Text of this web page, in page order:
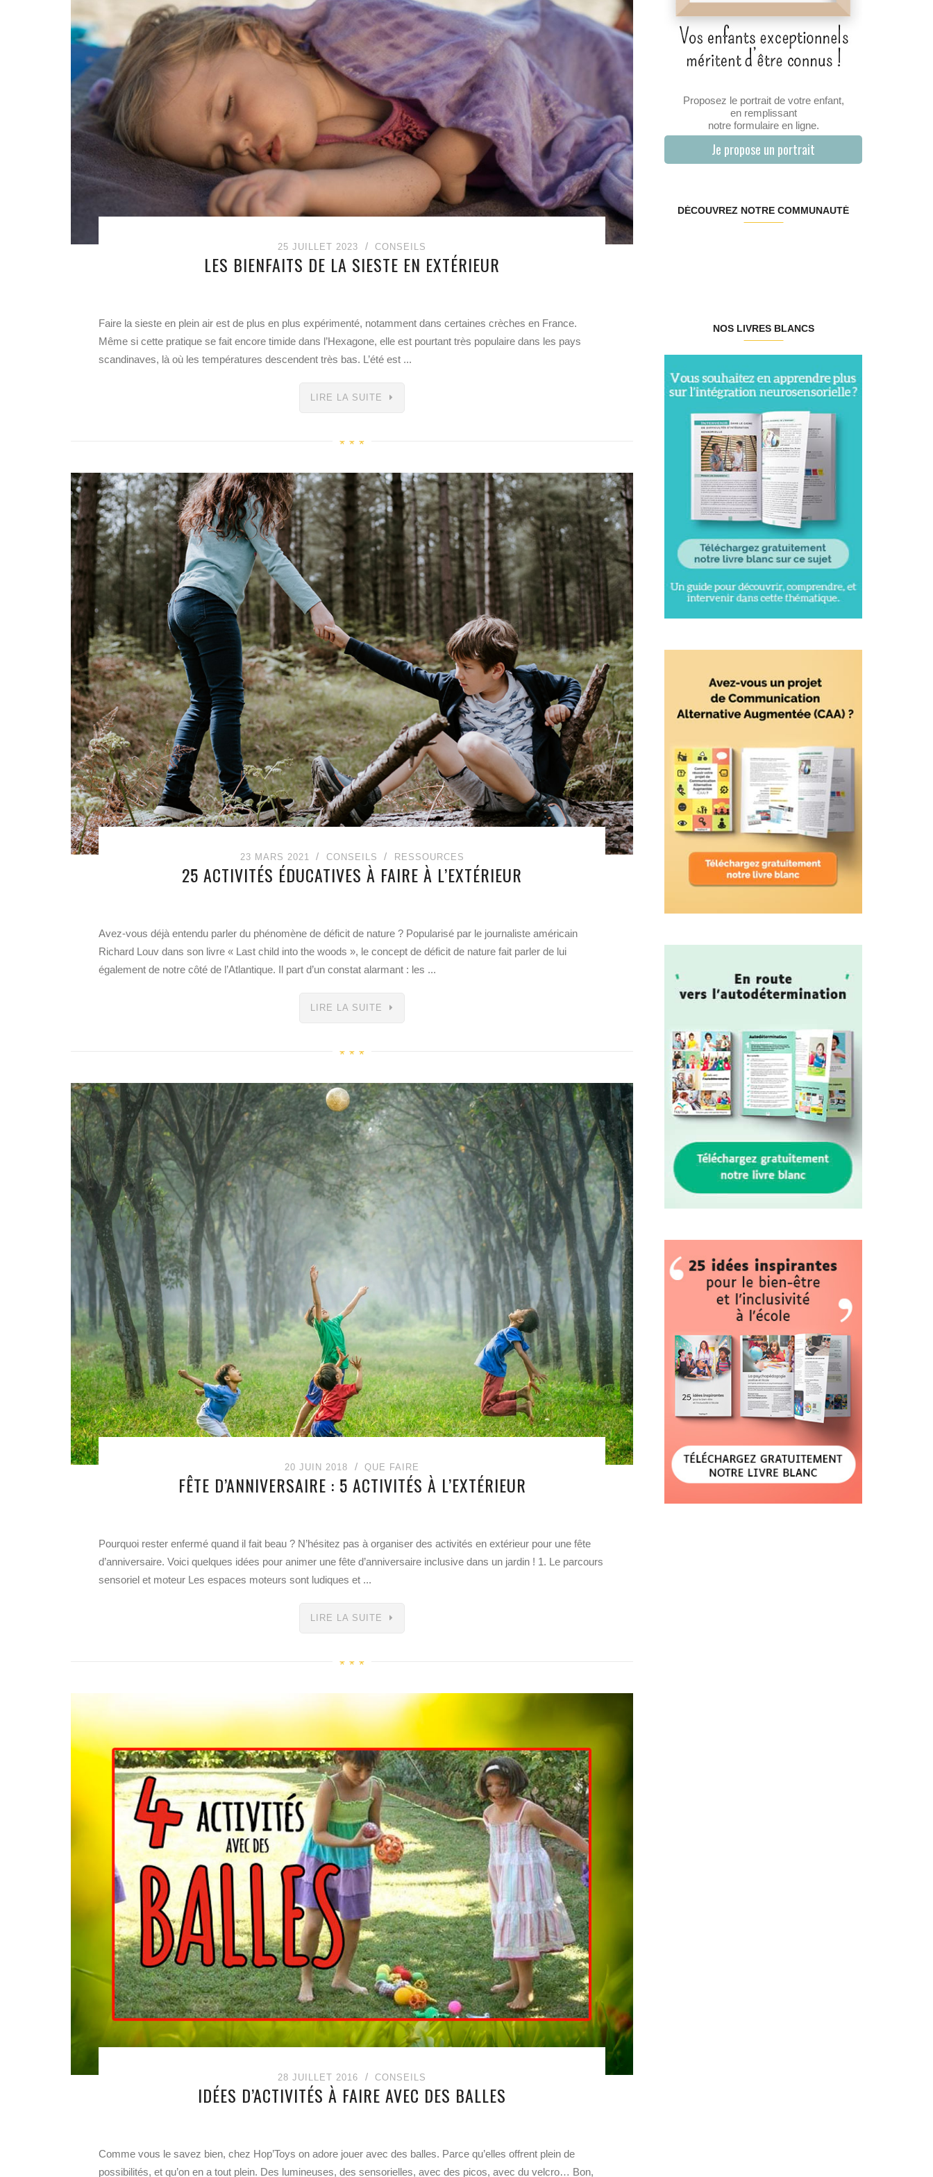
25 JUILLET 2023 CONSEILS
LES BIENFAITS DE LA SIESTE EN EXTÉRIEUR
Faire la sieste en plein air est de plus en plus expérimenté, notamment dans certaines crèches en France.
Même si cette pratique se fait encore timide dans l’Hexagone, elle est pourtant très populaire dans les pays
scandinaves, là où les températures descendent très bas. L’été est ...
LIRE LA SUITE
23 MARS 2021 CONSEILS RESSOURCES
25 ACTIVITÉS ÉDUCATIVES À FAIRE À L’EXTÉRIEUR
Avez-vous déjà entendu parler du phénomène de déficit de nature ? Popularisé par le journaliste américain
Richard Louv dans son livre « Last child into the woods », le concept de déficit de nature fait parler de lui
également de notre côté de l’Atlantique. Il part d’un constat alarmant : les ...
LIRE LA SUITE
20 JUIN 2018 QUE FAIRE
FÊTE D’ANNIVERSAIRE : 5 ACTIVITÉS À L’EXTÉRIEUR
Pourquoi rester enfermé quand il fait beau ? N’hésitez pas à organiser des activités en extérieur pour une fête
d’anniversaire. Voici quelques idées pour animer une fête d’anniversaire inclusive dans un jardin ! 1. Le parcours
sensoriel et moteur Les espaces moteurs sont ludiques et ...
LIRE LA SUITE
28 JUILLET 2016 CONSEILS
IDÉES D’ACTIVITÉS À FAIRE AVEC DES BALLES
Comme vous le savez bien, chez Hop’Toys on adore jouer avec des balles. Parce qu’elles offrent plein de
possibilités, et qu’on en a tout plein. Des lumineuses, des sensorielles, avec des picos, avec du velcro… Bon,
Proposez le portrait de votre enfant,
en remplissant
notre formulaire en ligne.
Je propose un portrait
DÉCOUVREZ NOTRE COMMUNAUTÉ
NOS LIVRES BLANCS